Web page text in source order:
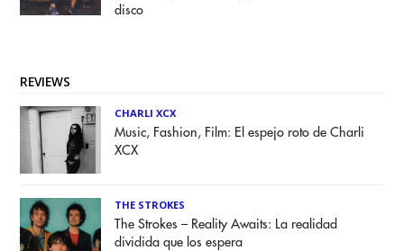
disco
REVIEWS
CHARLI XCX
Music, Fashion, Film: El espejo roto de Charli
XCX
THE STROKES
The Strokes – Reality Awaits: La realidad
dividida que los espera